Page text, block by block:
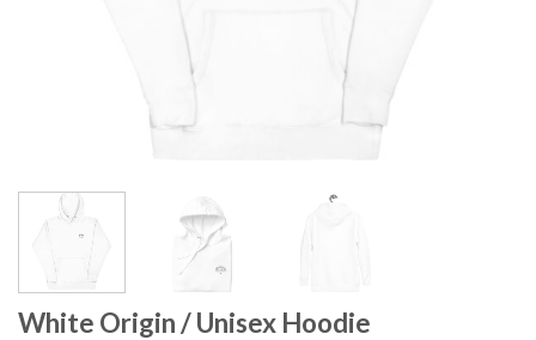
White Origin / Unisex Hoodie